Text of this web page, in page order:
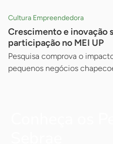
Cultura Empreendedora
Crescimento e inovação
participação no MEI UP
Pesquisa comprova o
pequenos negócios